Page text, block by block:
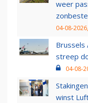
weer
04-08-
Brussels
streep
04-08-
winst